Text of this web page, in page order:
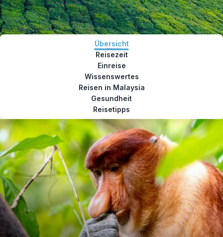
Übersicht
Reisezeit
Einreise
Wissenswertes
Reisen in Malaysia
Gesundheit
Reisetipps